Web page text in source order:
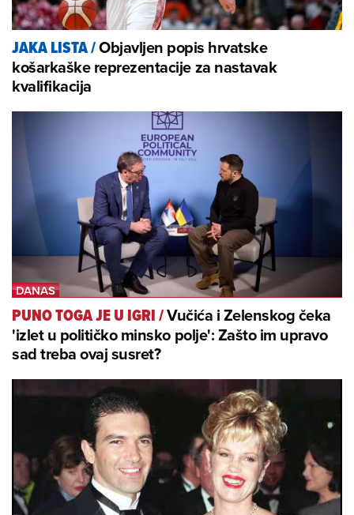
JAKA LISTA/Objavljen popis hrvatske
košarkaške reprezentacije za nastavak
kvalifikacija
PUNO TOGA JE U IGRI/Vučića i Zelenskog čeka
'izlet u političko minsko polje': Zašto im upravo
sad treba ovaj susret?